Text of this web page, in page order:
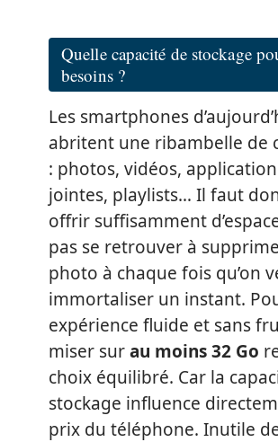
Quelle capacité de stockage
besoins ?
Les smartphones
abritent une ribambelle de
: photos, vidéos,
jointes, playlists… Il faut
offrir suffisamment
pas se retrouver à
photo à chaque fois qu’on
immortaliser un instant.
expérience fluide et sans
miser surau moins 32 Go
choix équilibré. Car la
stockage influence
prix du téléphone. Inutile